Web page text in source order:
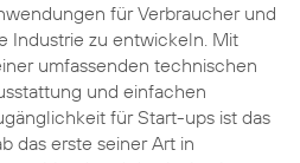
für Verbraucher und
Industrie zu entwickeln. Mit
umfassenden technischen
und einfachen
für Start-ups ist das
das erste seiner Art in